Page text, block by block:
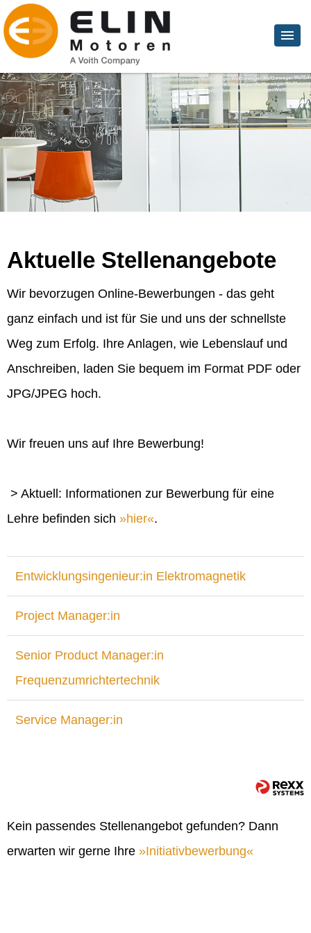
Aktuelle Stellenangebote
Wir bevorzugen Online-Bewerbungen - das geht
ganz einfach und ist für Sie und uns der schnellste
Weg zum Erfolg. Ihre Anlagen, wie Lebenslauf und
Anschreiben, laden Sie bequem im Format PDF oder
JPG/JPEG hoch.
Wir freuen uns auf Ihre Bewerbung!
> Aktuell: Informationen zur Bewerbung für eine
Lehre befinden sich
hier .
Entwicklungsingenieur:in Elektromagnetik
Project Manager:in
Senior Product Manager:in
Frequenzumrichtertechnik
Service Manager:in
Kein passendes Stellenangebot gefunden? Dann
erwarten wir gerne Ihre
Initiativbewerbung